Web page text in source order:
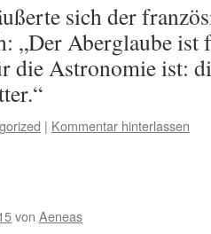
sich der
„Der Aberglaube
die Astronomie ist:
| Kommentar hinterlassen
von Aeneas